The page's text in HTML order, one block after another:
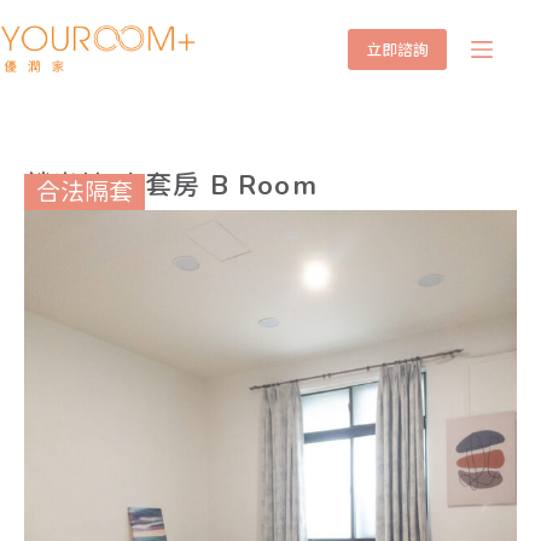
立即諮詢
麟光站 大套房 B Room
合法隔套